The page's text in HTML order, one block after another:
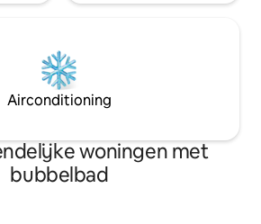
Airconditioning
woningen met
bubbelbad